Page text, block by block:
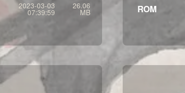
2023-03-03
07:39:59
26.06
MB ROM